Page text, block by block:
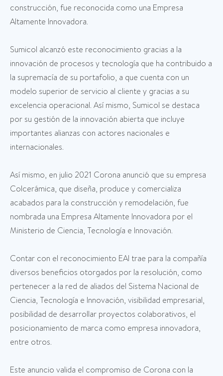
construcción, fue reconocida como una Empresa
Altamente Innovadora.
Sumicol alcanzó este reconocimiento gracias a la
innovación de procesos y tecnología que ha contribuido a
la supremacía de su portafolio, a que cuenta con un
modelo superior de servicio al cliente y gracias a su
excelencia operacional. Así mismo, Sumicol se destaca
por su gestión de la innovación abierta que incluye
importantes alianzas con actores nacionales e
internacionales.
Así mismo, en julio 2021 Corona anunció que su empresa
Colcerámica, que diseña, produce y comercializa
acabados para la construcción y remodelación, fue
nombrada una Empresa Altamente Innovadora por el
Ministerio de Ciencia, Tecnología e Innovación.
Contar con el reconocimiento EAI trae para la compañía
diversos beneficios otorgados por la resolución, como
pertenecer a la red de aliados del Sistema Nacional de
Ciencia, Tecnología e Innovación, visibilidad empresarial,
posibilidad de desarrollar proyectos colaborativos, el
posicionamiento de marca como empresa innovadora,
entre otros.
Este anuncio valida el compromiso de Corona con la